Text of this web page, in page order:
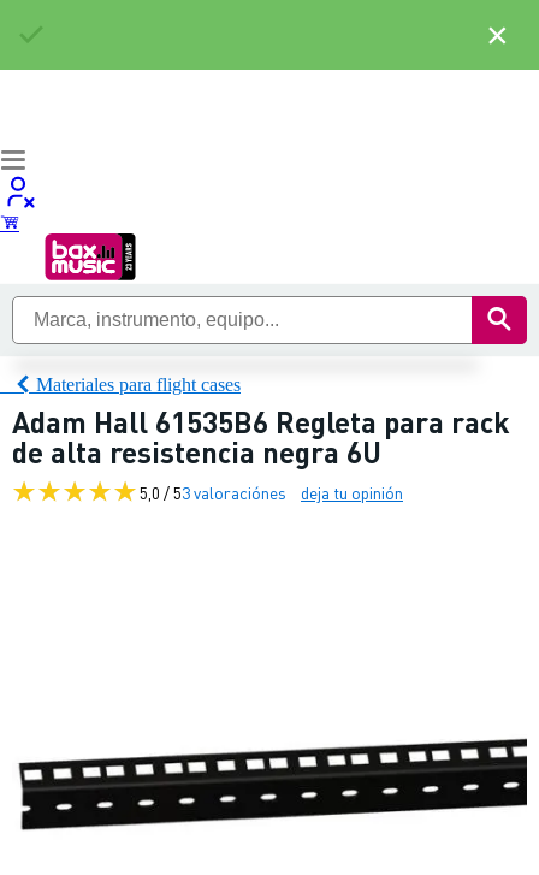
Materiales para flight cases
Adam Hall 61535B6 Regleta para rack
de alta resistencia negra 6U
5,0 / 53 valoraciónes deja tu opinión
×